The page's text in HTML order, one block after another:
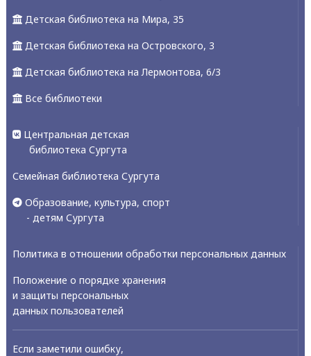
Детская библиотека на Мира, 35
Детская библиотека на Островского, 3
Детская библиотека на Лермонтова, 6/3
Все библиотеки
Центральная детская
библиотека Сургута
Семейная библиотека Сургута
Образование, культура, спорт
- детям Сургута
Политика в отношении обработки персональных данных
Положение о порядке хранения
и защиты персональных
данных пользователей
Если заметили ошибку,